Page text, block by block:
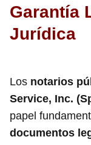
Garantía
Jurídica
Los notarios
Service, Inc.
papel
documentos